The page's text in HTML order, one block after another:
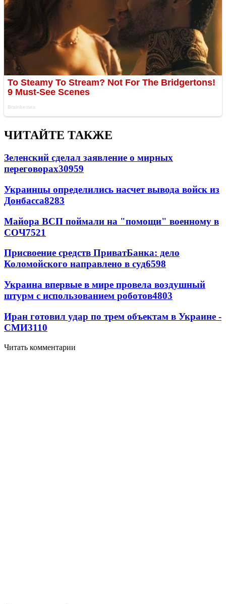
ЧИТАЙТЕ ТАКЖЕ
Зеленский сделал заявление о мирных
переговорах30959
Украинцы определились насчет вывода войск из
Донбасса8283
Майора ВСП поймали на "помощи" военному в
СОЧ7521
Присвоение средств ПриватБанка: дело
Коломойского направлено в суд6598
Украина впервые в мире провела воздушный
штурм с использованием роботов4803
Иран готовил удар по трем объектам в Украине -
СМИ3110
Читать комментарии